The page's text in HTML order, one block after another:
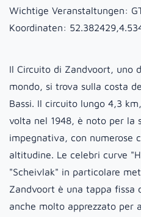
Wichtige Veranstaltungen:
Koordinaten:
Il Circuito di Zandvoort, uno
mondo, si trova sulla costa
Bassi. Il circuito lungo 4,3
volta nel 1948, è noto per la
impegnativa, con numerose
altitudine. Le celebri curve
"Scheivlak" in particolare
Zandvoort è una tappa fissa
anche molto apprezzato per